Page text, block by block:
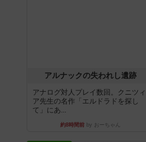
アルナックの失われし遺跡
アナログ対人プレイ数回。クニツィ
ア先生の名作「エルドラドを探し
て」にあ...
約8時間前 by おーちゃん